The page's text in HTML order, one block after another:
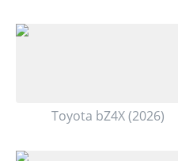
Toyota bZ4X (2026)